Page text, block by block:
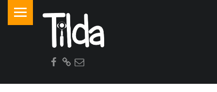
Facebook
AirBnB
Email